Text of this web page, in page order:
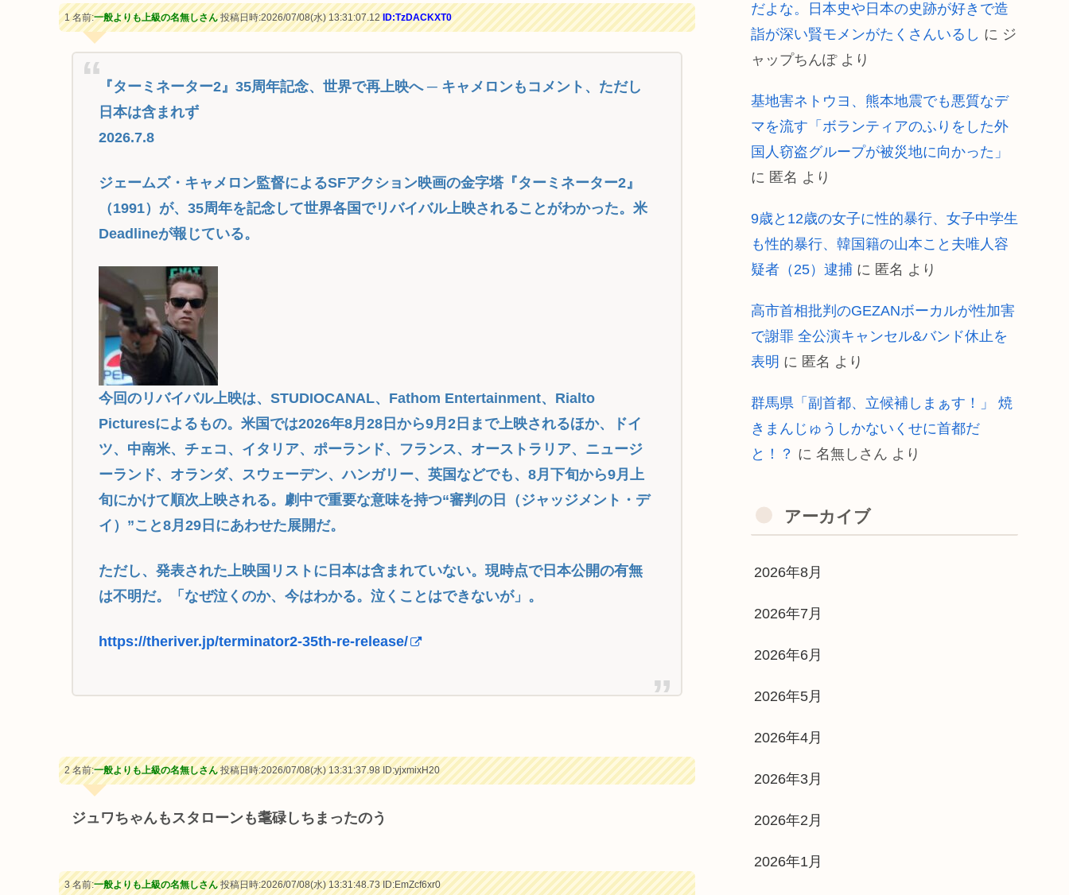
1 名前:一般よりも上級の名無しさん投稿日時:2026/07/08(水) 13:31:07.12ID:TzDACKXT0
『ターミネーター2』35周年記念、世界で再上映へ ─ キャメロンもコメント、ただし
日本は含まれず
2026.7.8
ジェームズ・キャメロン監督によるSFアクション映画の金字塔『ターミネーター2』
（1991）が、35周年を記念して世界各国でリバイバル上映されることがわかった。米
Deadlineが報じている。
今回のリバイバル上映は、STUDIOCANAL、Fathom Entertainment、Rialto
Picturesによるもの。米国では2026年8月28日から9月2日まで上映されるほか、ドイ
ツ、中南米、チェコ、イタリア、ポーランド、フランス、オーストラリア、ニュージ
ーランド、オランダ、スウェーデン、ハンガリー、英国などでも、8月下旬から9月上
旬にかけて順次上映される。劇中で重要な意味を持つ“審判の日（ジャッジメント・デ
イ）”こと8月29日にあわせた展開だ。
ただし、発表された上映国リストに日本は含まれていない。現時点で日本公開の有無
は不明だ。「なぜ泣くのか、今はわかる。泣くことはできないが」。
https://theriver.jp/terminator2-35th-re-release/
2 名前:一般よりも上級の名無しさん投稿日時:2026/07/08(水) 13:31:37.98ID:yjxmixH20
ジュワちゃんもスタローンも耄碌しちまったのう
3 名前:一般よりも上級の名無しさん投稿日時:2026/07/08(水) 13:31:48.73ID:EmZcf6xr0
だよな。日本史や日本の史跡が好きで造
詣が深い賢モメンがたくさんいるし に ジ
ャップちんぽより
基地害ネトウヨ、熊本地震でも悪質なデ
マを流す「ボランティアのふりをした外
国人窃盗グループが被災地に向かった」
に 匿名 より
9歳と12歳の女子に性的暴行、女子中学生
も性的暴行、韓国籍の山本こと夫唯人容
疑者（25）逮捕 に 匿名 より
高市首相批判のGEZANボーカルが性加害
で謝罪 全公演キャンセル&バンド休止を
表明 に 匿名 より
群馬県「副首都、立候補しまぁす！」 焼
きまんじゅうしかないくせに首都だ
と！？ に 名無しさん より
アーカイブ
2026年8月
2026年7月
2026年6月
2026年5月
2026年4月
2026年3月
2026年2月
2026年1月